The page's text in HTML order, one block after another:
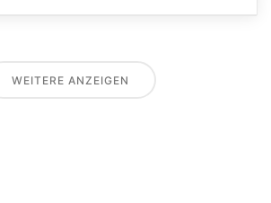
WEITERE ANZEIGEN